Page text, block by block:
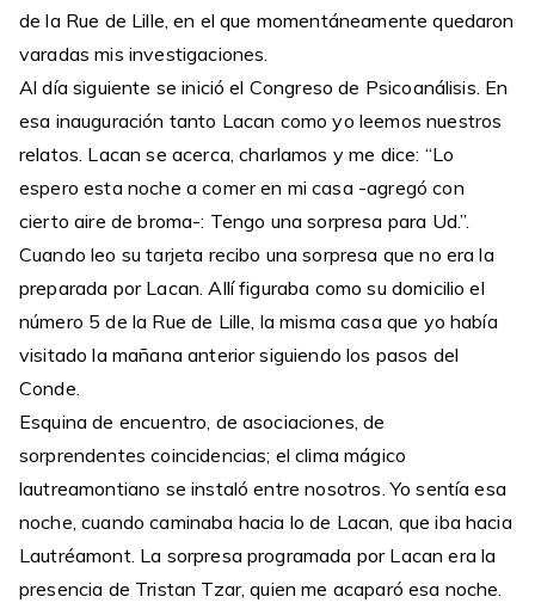
de la Rue de Lille, en el que momentáneamente quedaron
varadas mis investigaciones.
Al día siguiente se inició el Congreso de Psicoanálisis. En
esa inauguración tanto Lacan como yo leemos nuestros
relatos. Lacan se acerca, charlamos y me dice: “Lo
espero esta noche a comer en mi casa -agregó con
cierto aire de broma-: Tengo una sorpresa para Ud.”.
Cuando leo su tarjeta recibo una sorpresa que no era la
preparada por Lacan. Allí figuraba como su domicilio el
número 5 de la Rue de Lille, la misma casa que yo había
visitado la mañana anterior siguiendo los pasos del
Conde.
Esquina de encuentro, de asociaciones, de
sorprendentes coincidencias; el clima mágico
lautreamontiano se instaló entre nosotros. Yo sentía esa
noche, cuando caminaba hacia lo de Lacan, que iba hacia
Lautréamont. La sorpresa programada por Lacan era la
presencia de Tristan Tzar, quien me acaparó esa noche.